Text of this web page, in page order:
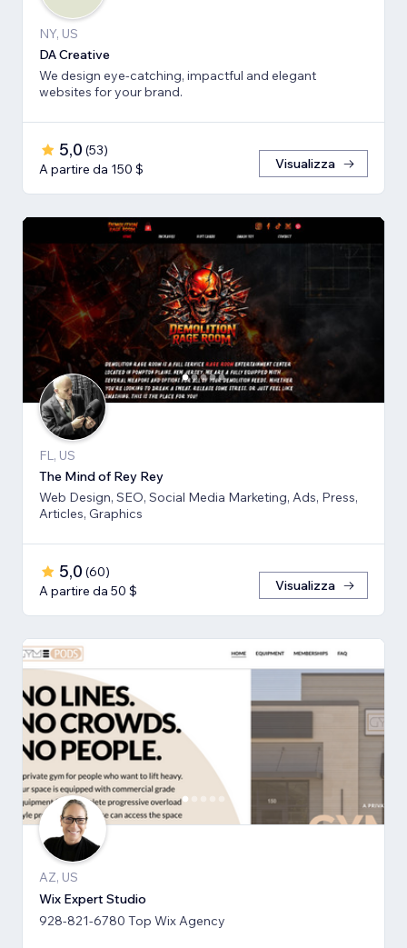
NY, US
DA Creative
We design eye-catching, impactful and elegant
websites for your brand.
5,0 (53)
A partire da 150 $
Visualizza
FL, US
The Mind of Rey Rey
Web Design, SEO, Social Media Marketing, Ads, Press,
Articles, Graphics
5,0 (60)
A partire da 50 $
Visualizza
AZ, US
Wix Expert Studio
928-821-6780 Top Wix Agency